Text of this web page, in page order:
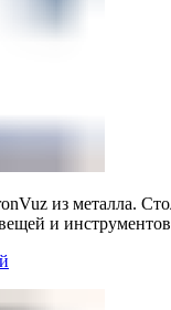
из металла.
и